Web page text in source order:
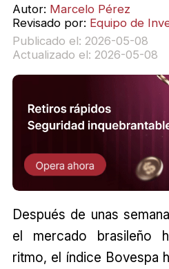
Autor: Marcelo Pérez
Revisado por: Equipo de
Publicado el: 2026-05-08
Actualizado el: 2026-05-08
Después de unas
el mercado brasileño
ritmo, el índice Bovespa